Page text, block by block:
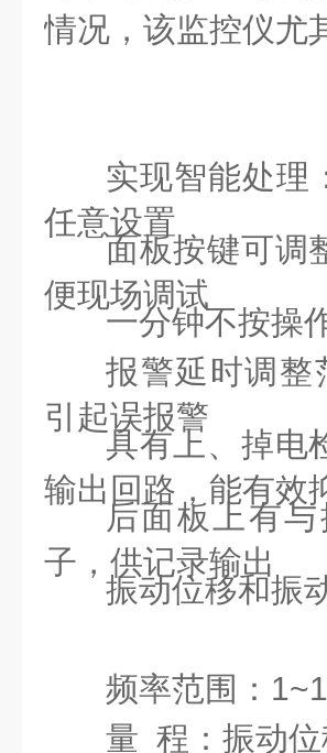
情况，该监控仪尤
实现智能处理
任意设置
面板按键可调
便现场调试
一分钟不按操
报警延时调整
引起误报警
具有上、掉电
输出回路，能有效
后面板上有
子，供记录输出
振动位移和振
频率范围：
量 程：振动